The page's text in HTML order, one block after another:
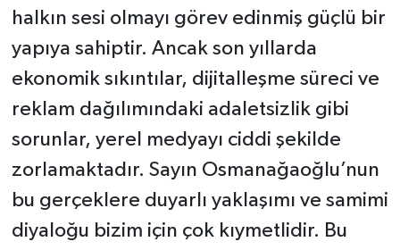
halkın sesi olmayı görev edinmiş güçlü bir
yapıya sahiptir. Ancak son yıllarda
ekonomik sıkıntılar, dijitalleşme süreci ve
reklam dağılımındaki adaletsizlik gibi
sorunlar, yerel medyayı ciddi şekilde
zorlamaktadır. Sayın Osmanağaoğlu’nun
bu gerçeklere duyarlı yaklaşımı ve samimi
diyaloğu bizim için çok kıymetlidir. Bu